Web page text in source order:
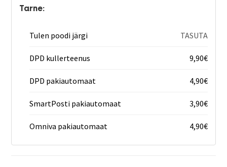
Tarne:
Tulen poodi järgi TASUTA
DPD kullerteenus 9,90€
DPD pakiautomaat 4,90€
SmartPosti pakiautomaat 3,90€
Omniva pakiautomaat 4,90€